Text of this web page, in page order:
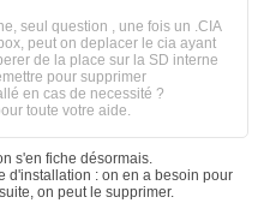
seul question , une fois un .CIA
peut on deplacer le cia ayant
de la place sur la SD interne
pour supprimer
en cas de necessité ?
toute votre aide.
s'en fiche désormais.
d'installation : on en a besoin pour
on peut le supprimer.